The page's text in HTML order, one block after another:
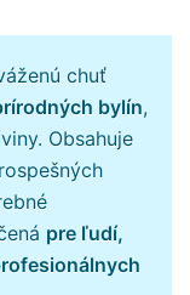
chuť
bylín,
Obsahuje
pre ľudí,